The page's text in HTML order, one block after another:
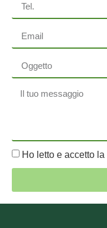
Ho letto e accetto la